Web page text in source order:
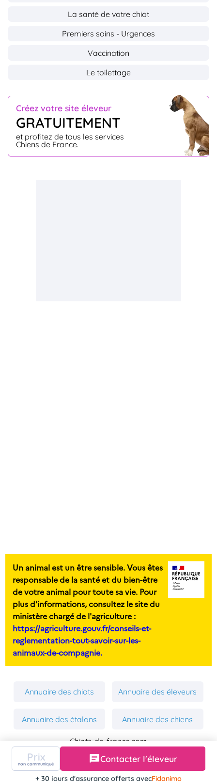
Prix
non communiqué Contacter l'éleveur
+ 30 jours d'assurance offerts avecFidanimo
Créez votre site éleveur
GRATUITEMENT
et profitez de tous les services
Chiens de France.
La santé de votre chiot
Premiers soins - Urgences
Vaccination
Le toilettage
Un animal est un être sensible. Vous êtes
responsable de la santé et du bien-être
de votre animal pour toute sa vie. Pour
plus d'informations, consultez le site du
ministère chargé de l'agriculture :
https://agriculture.gouv.fr/conseils-et-
reglementation-tout-savoir-sur-les-
animaux-de-compagnie.
Annuaire des chiots Annuaire des éleveurs
Annuaire des étalons Annuaire des chiens
Chiots-de-france.com
Mentions Légales
Politique de Confidentialité
Copyright 2026 Chiens-de-france.com